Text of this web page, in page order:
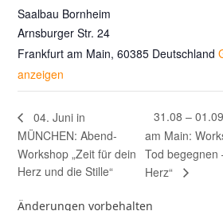
Saalbau Bornheim
Arnsburger Str. 24
Frankfurt am Main, 60385 Deutschland
anzeigen
04. Juni in
MÜNCHEN: Abend-
Workshop „Zeit für dein
Herz und die Stille“
31.08 –
am Main:
Tod begegnen
Herz“
Änderungen vorbehalten